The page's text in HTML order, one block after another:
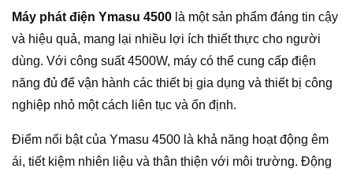
Máy phát điện Ymasu 4500 là một sản phẩm đáng tin cậy
và hiệu quả, mang lại nhiều lợi ích thiết thực cho người
dùng. Với công suất 4500W, máy có thể cung cấp điện
năng đủ để vận hành các thiết bị gia dụng và thiết bị công
nghiệp nhỏ một cách liên tục và ổn định.
Điểm nổi bật của Ymasu 4500 là khả năng hoạt động êm
ái, tiết kiệm nhiên liệu và thân thiện với môi trường. Động